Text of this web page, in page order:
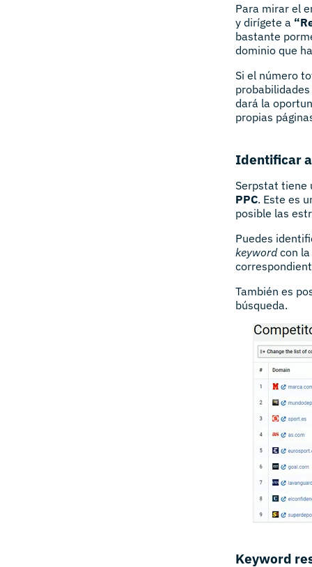
Para mirar el
y dirígete a
bastante
dominio que
Si el número
dará la
propias
Identificar
Serpstat tiene
PPC. Este es
posible las
Puedes
keywordcon
También es
búsqueda.
Keyword